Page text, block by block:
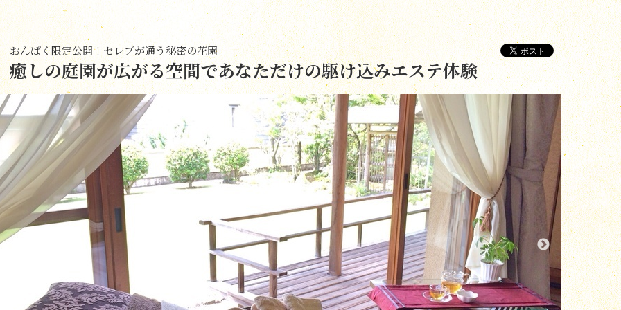
おんぱく限定公開！セレブが通う秘密の花園
癒しの庭園が広がる空間であなただけの駆け込みエステ体験